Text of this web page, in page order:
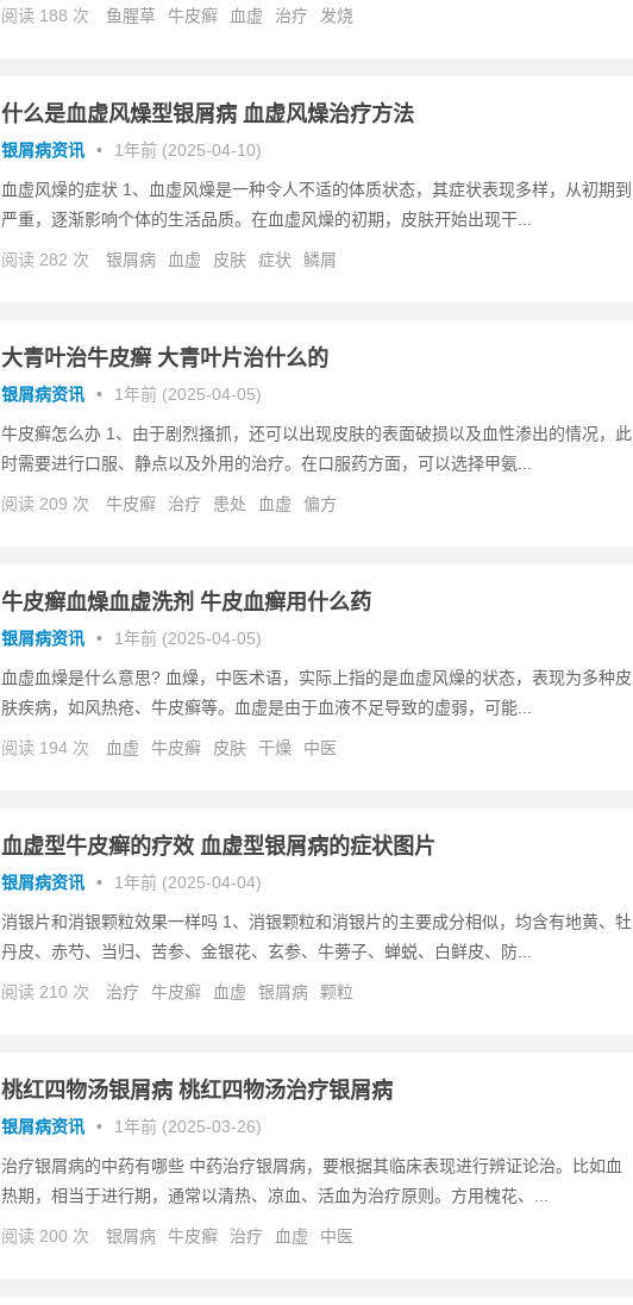
阅读 188 次 鱼腥草 牛皮癣 血虚 治疗 发烧
什么是血虚风燥型银屑病 血虚风燥治疗方法
银屑病资讯 • 1年前 (2025-04-10)
血虚风燥的症状 1、血虚风燥是一种令人不适的体质状态，其症状表现多样，从初期到
严重，逐渐影响个体的生活品质。在血虚风燥的初期，皮肤开始出现干...
阅读 282 次 银屑病 血虚 皮肤 症状 鳞屑
大青叶治牛皮癣 大青叶片治什么的
银屑病资讯 • 1年前 (2025-04-05)
牛皮癣怎么办 1、由于剧烈搔抓，还可以出现皮肤的表面破损以及血性渗出的情况，此
时需要进行口服、静点以及外用的治疗。在口服药方面，可以选择甲氨...
阅读 209 次 牛皮癣 治疗 患处 血虚 偏方
牛皮癣血燥血虚洗剂 牛皮血癣用什么药
银屑病资讯 • 1年前 (2025-04-05)
血虚血燥是什么意思? 血燥，中医术语，实际上指的是血虚风燥的状态，表现为多种皮
肤疾病，如风热疮、牛皮癣等。血虚是由于血液不足导致的虚弱，可能...
阅读 194 次 血虚 牛皮癣 皮肤 干燥 中医
血虚型牛皮癣的疗效 血虚型银屑病的症状图片
银屑病资讯 • 1年前 (2025-04-04)
消银片和消银颗粒效果一样吗 1、消银颗粒和消银片的主要成分相似，均含有地黄、牡
丹皮、赤芍、当归、苦参、金银花、玄参、牛蒡子、蝉蜕、白鲜皮、防...
阅读 210 次 治疗 牛皮癣 血虚 银屑病 颗粒
桃红四物汤银屑病 桃红四物汤治疗银屑病
银屑病资讯 • 1年前 (2025-03-26)
治疗银屑病的中药有哪些 中药治疗银屑病，要根据其临床表现进行辨证论治。比如血
热期，相当于进行期，通常以清热、凉血、活血为治疗原则。方用槐花、...
阅读 200 次 银屑病 牛皮癣 治疗 血虚 中医